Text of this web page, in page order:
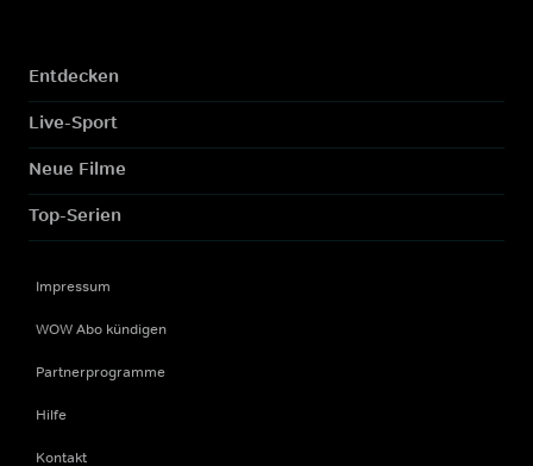
Entdecken
Live-Sport
Neue Filme
Top-Serien
Impressum
WOW Abo kündigen
Partnerprogramme
Hilfe
Kontakt